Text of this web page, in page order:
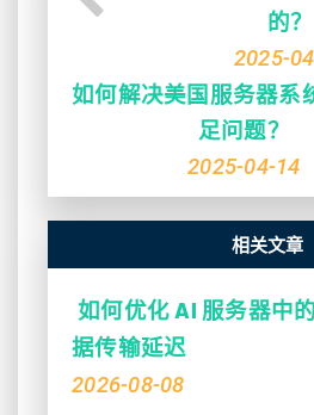
的？
2025-
如何解决美国服务器系
足问题？
2025-04-14
相关文章
如何优化 AI 服务器中的
据传输延迟
2026-08-08